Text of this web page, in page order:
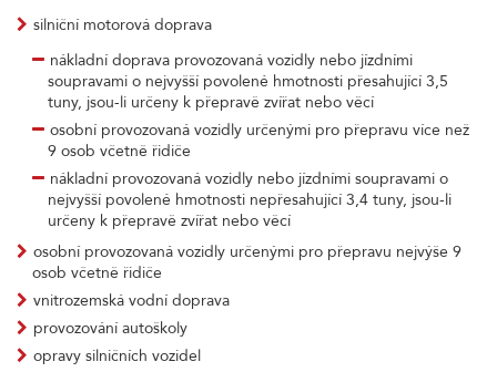
silniční motorová doprava
nákladní doprava provozovaná vozidly nebo jízdními
soupravami o nejvyšší povolené hmotnosti přesahující 3,5
tuny, jsou-li určeny k přepravě zvířat nebo věcí
osobní provozovaná vozidly určenými pro přepravu více než
9 osob včetně řidiče
nákladní provozovaná vozidly nebo jízdními soupravami o
nejvyšší povolené hmotnosti nepřesahující 3,4 tuny, jsou-li
určeny k přepravě zvířat nebo věcí
osobní provozovaná vozidly určenými pro přepravu nejvýše 9
osob včetně řidiče
vnitrozemská vodní doprava
provozování autoškoly
opravy silničních vozidel